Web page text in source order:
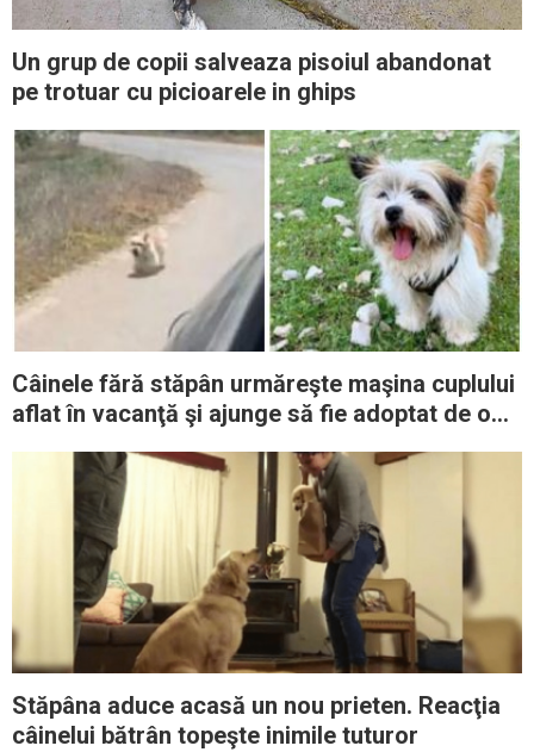
Un grup de copii salveaza pisoiul abandonat
pe trotuar cu picioarele in ghips
Câinele fără stăpân urmăreşte maşina cuplului
aflat în vacanţă şi ajunge să fie adoptat de o
Stăpâna aduce acasă un nou prieten. Reacţia
câinelui bătrân topeşte inimile tuturor